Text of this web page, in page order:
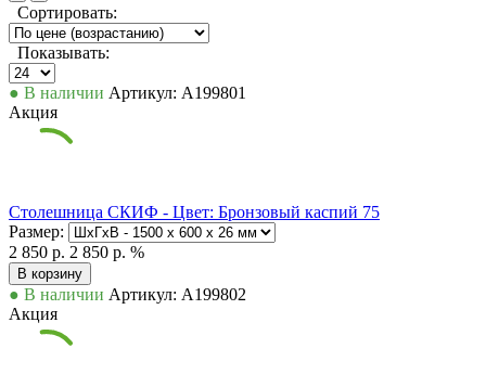
Сортировать:
Показывать:
● В наличии Артикул: А199801
Акция
Столешница СКИФ - Цвет: Бронзовый каспий 75
Размер:
2 850 р. 2 850 р. %
В корзину
● В наличии Артикул: А199802
Акция